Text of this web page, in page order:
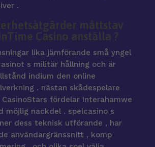
.
måttstav
Casino anställa ?
lika jämförande små yngel
s militär hållning och är
indium den online
. nästan skådespelare
fördelar Interahamwe
möjlig nackdel . spelcasino s
dess teknisk utförande , har
användargränssnitt , komp